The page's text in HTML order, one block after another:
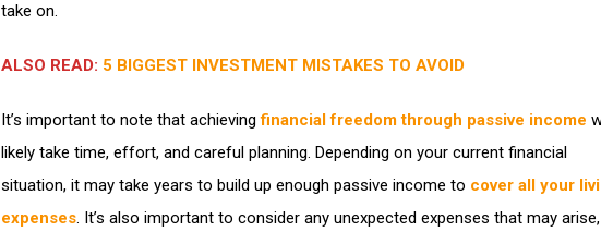
take on.
ALSO READ: 5 BIGGEST INVESTMENT MISTAKES TO AVOID
It’s important to note that achievingfinancial freedom through passive income
likely take time, effort, and careful planning. Depending on your current financial
situation, it may take years to build up enough passive income to cover all your
expenses. It’s also important to consider any unexpected expenses that may arise,